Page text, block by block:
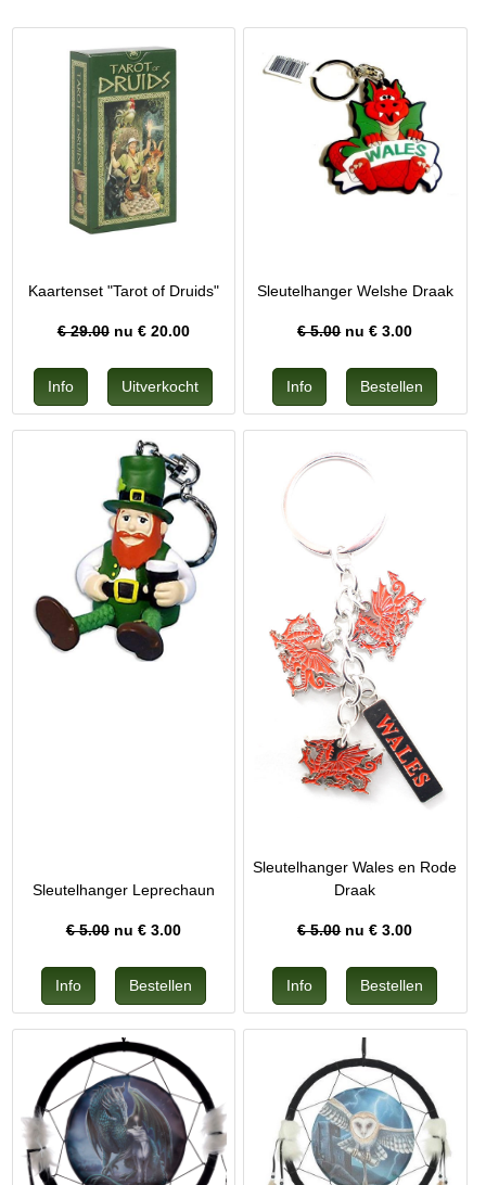
Kaartenset "Tarot of Druids"
€ 29.00nu € 20.00
Sleutelhanger Welshe Draak
€ 5.00nu €3.00
Sleutelhanger Leprechaun
€ 5.00nu € 3.00
Sleutelhanger Wales en Rode
Draak
€ 5.00nu €3.00